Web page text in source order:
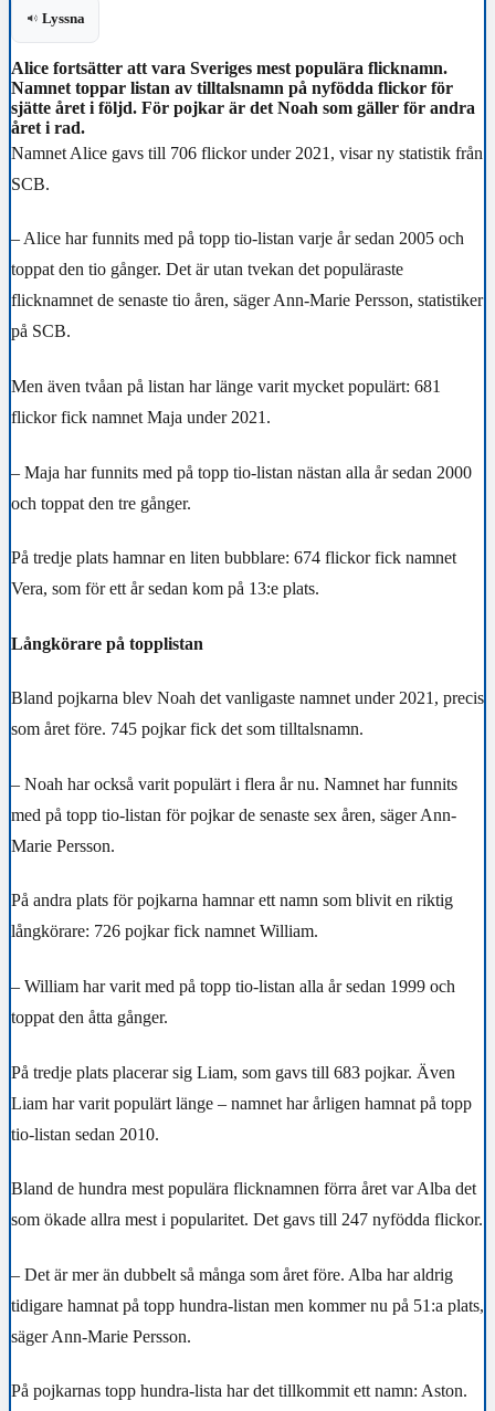
Lyssna
Alice fortsätter att vara Sveriges mest populära flicknamn.
Namnet toppar listan av tilltalsnamn på nyfödda flickor för
sjätte året i följd. För pojkar är det Noah som gäller för andra
året i rad.
Namnet Alice gavs till 706 flickor under 2021, visar ny statistik från
SCB.
– Alice har funnits med på topp tio-listan varje år sedan 2005 och
toppat den tio gånger. Det är utan tvekan det populäraste
flicknamnet de senaste tio åren, säger Ann-Marie Persson, statistiker
på SCB.
Men även tvåan på listan har länge varit mycket populärt: 681
flickor fick namnet Maja under 2021.
– Maja har funnits med på topp tio-listan nästan alla år sedan 2000
och toppat den tre gånger.
På tredje plats hamnar en liten bubblare: 674 flickor fick namnet
Vera, som för ett år sedan kom på 13:e plats.
Långkörare på topplistan
Bland pojkarna blev Noah det vanligaste namnet under 2021, precis
som året före. 745 pojkar fick det som tilltalsnamn.
– Noah har också varit populärt i flera år nu. Namnet har funnits
med på topp tio-listan för pojkar de senaste sex åren, säger Ann-
Marie Persson.
På andra plats för pojkarna hamnar ett namn som blivit en riktig
långkörare: 726 pojkar fick namnet William.
– William har varit med på topp tio-listan alla år sedan 1999 och
toppat den åtta gånger.
På tredje plats placerar sig Liam, som gavs till 683 pojkar. Även
Liam har varit populärt länge – namnet har årligen hamnat på topp
tio-listan sedan 2010.
Bland de hundra mest populära flicknamnen förra året var Alba det
som ökade allra mest i popularitet. Det gavs till 247 nyfödda flickor.
– Det är mer än dubbelt så många som året före. Alba har aldrig
tidigare hamnat på topp hundra-listan men kommer nu på 51:a plats,
säger Ann-Marie Persson.
På pojkarnas topp hundra-lista har det tillkommit ett namn: Aston.